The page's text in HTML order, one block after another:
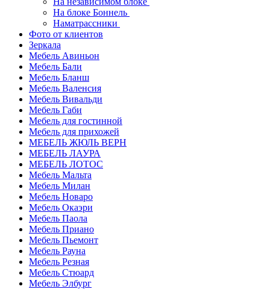
На блоке Боннель
Наматрассники
Фото от клиентов
Зеркала
Мебель Авиньон
Мебель Бали
Мебель Бланш
Мебель Валенсия
Мебель Вивальди
Мебель Габи
Мебель для гостинной
Мебель для прихожей
МЕБЕЛЬ ЖЮЛЬ ВЕРН
МЕБЕЛЬ ЛАУРА
МЕБЕЛЬ ЛОТОС
Мебель Мальта
Мебель Милан
Мебель Новаро
Мебель Окаэри
Мебель Паола
Мебель Приано
Мебель Пьемонт
Мебель Рауна
Мебель Резная
Мебель Стюард
Мебель Элбург